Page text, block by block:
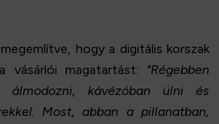
hogy a digitális korszak
vásárlói magatartást:
"Régebben
kávézóban ülni és
Most, abban a pillanatban,